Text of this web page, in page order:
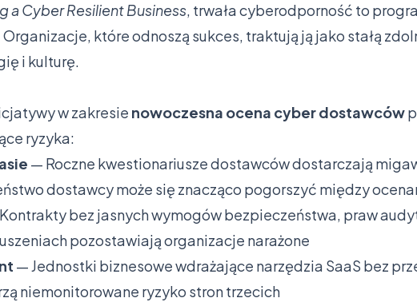
a Cyber Resilient Business, trwała cyberodporność to
które odnoszą sukces, traktują ją jako stałą
i kulturę.
w zakresie nowoczesna ocena cyber dostawców
ryzyka:
— Roczne kwestionariusze dostawców dostarczają
dostawcy może się znacząco pogorszyć między
bez jasnych wymogów bezpieczeństwa, praw
pozostawiają organizacje narażone
— Jednostki biznesowe wdrażające narzędzia SaaS bez
niemonitorowane ryzyko stron trzecich